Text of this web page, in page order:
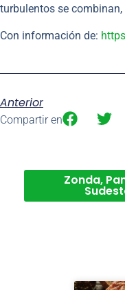
turbulentos se
Con información de:
Anterior
Compartir en
Zonda,